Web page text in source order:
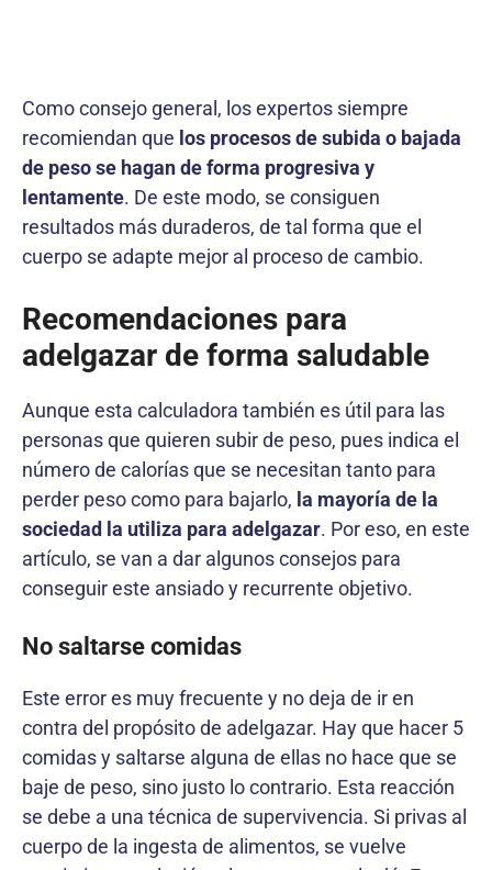
Como consejo general, los expertos siempre
recomiendan que los procesos de subida o bajada
de peso se hagan de forma progresiva y
lentamente. De este modo, se consiguen
resultados más duraderos, de tal forma que el
cuerpo se adapte mejor al proceso de cambio.
Recomendaciones para
adelgazar de forma saludable
Aunque esta calculadora también es útil para las
personas que quieren subir de peso, pues indica el
número de calorías que se necesitan tanto para
perder peso como para bajarlo, la mayoría de la
sociedad la utiliza para adelgazar. Por eso, en este
artículo, se van a dar algunos consejos para
conseguir este ansiado y recurrente objetivo.
No saltarse comidas
Este error es muy frecuente y no deja de ir en
contra del propósito de adelgazar. Hay que hacer 5
comidas y saltarse alguna de ellas no hace que se
baje de peso, sino justo lo contrario. Esta reacción
se debe a una técnica de supervivencia. Si privas al
cuerpo de la ingesta de alimentos, se vuelve